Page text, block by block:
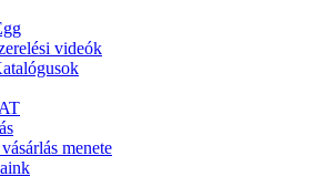
videók
menete